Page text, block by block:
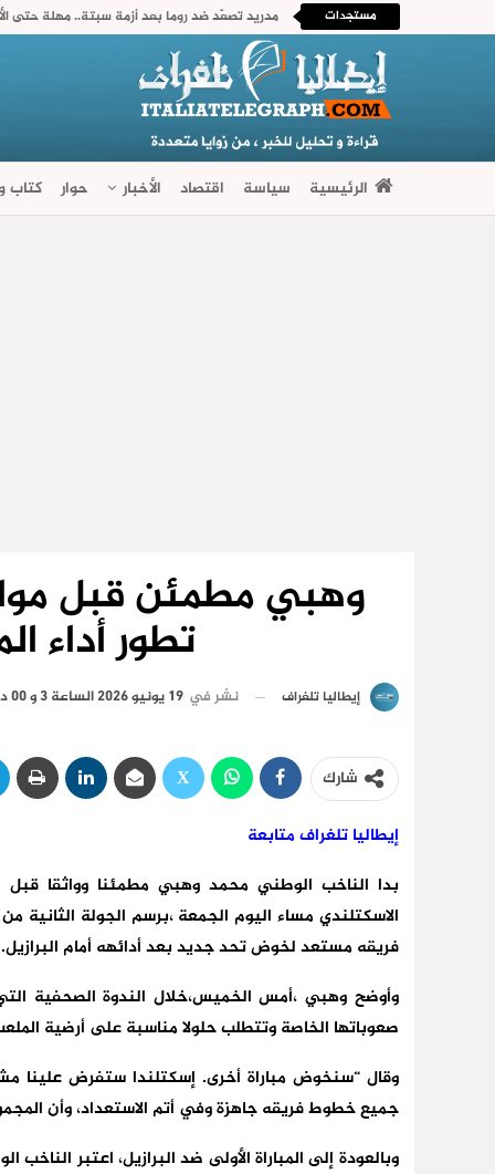
مستجدات
الرئيسية سياسة اقتصاد الأخبار حوار كتاب
وهبي مطمئن قبل
تطور أداء
إيطاليا تلغراف نشر في 19 يونيو 2026 الساعة 3 و 00 دقيقة
شارك
إيطاليا تلغراف متابعة
بدا الناخب الوطني محمد وهبي مطمئنا وواثقا قبل
فريقه مستعد لخوض تحد جديد بعد أدائهه أمام البرازيل.
وأوضح وهبي ،أمس الخميس،خلال الندوة الصحفية
صعوباتها الخاصة وتتطلب حلولا مناسبة على أرضية
وقال “سنخوض مباراة أخرى. إسكتلندا ستفرض علينا
جميع خطوط فريقه جاهزة وفي أتم الاستعداد، وأن
وبالعودة إلى المباراة الأولى ضد البرازيل، اعتبر